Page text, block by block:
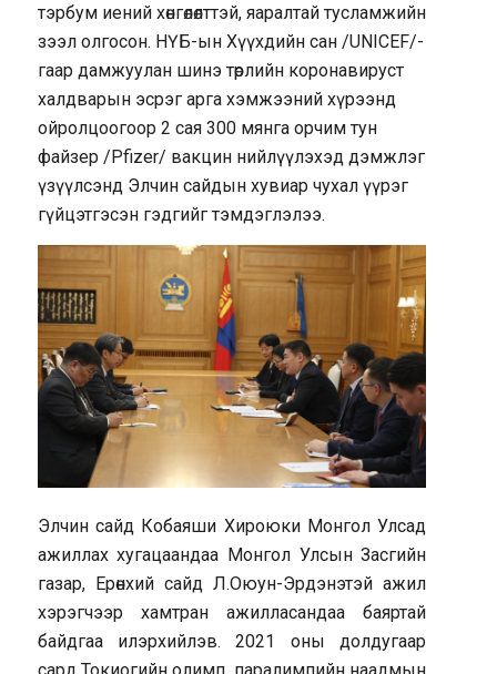
тэрбум иений хөнгөлөлттэй, яаралтай тусламжийн
зээл олгосон. НҮБ-ын Хүүхдийн сан /UNIСEF/-
гаар дамжуулан шинэ төрлийн коронавируст
халдварын эсрэг арга хэмжээний хүрээнд
ойролцоогоор 2 сая 300 мянга орчим тун
файзер /Pfizer/ вакцин нийлүүлэхэд дэмжлэг
үзүүлсэнд Элчин сайдын хувиар чухал үүрэг
гүйцэтгэсэн гэдгийг тэмдэглэлээ.
Элчин сайд Кобаяши Хироюки Монгол Улсад
ажиллах хугацаандаа Монгол Улсын Засгийн
газар, Ерөнхий сайд Л.Оюун-Эрдэнэтэй ажил
хэрэгчээр хамтран ажилласандаа баяртай
байдгаа илэрхийлэв. 2021 оны долдугаар
сард Токиогийн олимп, паралимпийн наадмын